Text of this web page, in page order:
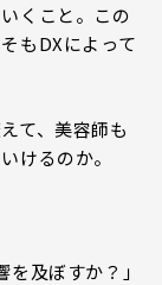
くこと。この
もDXによって
て、美容師も
けるのか。
及ぼすか？」